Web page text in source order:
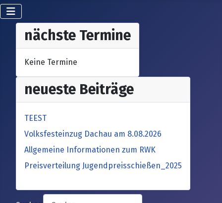
nächste Termine
Keine Termine
neueste Beiträge
TEEST
Volksfesteinzug Dachau am 8.08.2026
Allgemeine Informationen zum RWK
Preisverteilung Jugendpreisschießen_2025